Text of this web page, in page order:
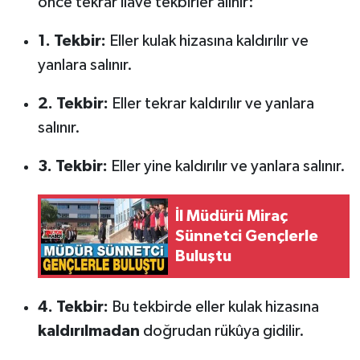
1. Tekbir: Eller kulak hizasına kaldırılır ve
yanlara salınır.
2. Tekbir: Eller tekrar kaldırılır ve yanlara
salınır.
3. Tekbir: Eller yine kaldırılır ve yanlara salınır.
İl Müdürü Miraç
Sünnetci Gençlerle
Buluştu
4. Tekbir: Bu tekbirde eller kulak hizasına
kaldırılmadan doğrudan rükûya gidilir.